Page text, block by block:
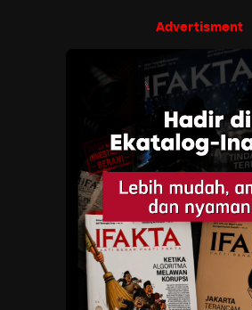
Advertisment